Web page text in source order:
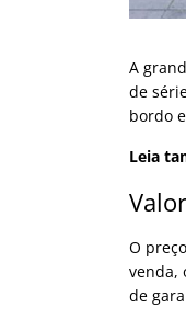
A
de
bordo
Leia
O
venda,
de